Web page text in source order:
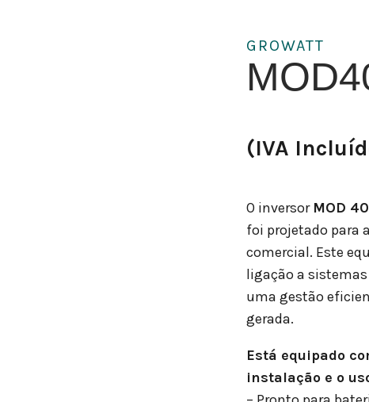
GROWATT
(IVA
O inversor MOD
foi projetado para
comercial. Este
ligação a
uma gestão
gerada.
Está equipado
instalação e o